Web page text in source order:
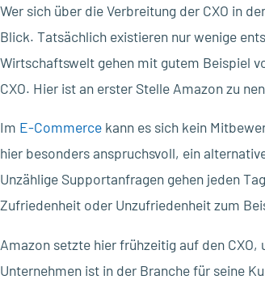
Wer sich über die Verbreitung der CXO in
Blick. Tatsächlich existieren nur wenige
Wirtschaftswelt gehen mit gutem Beispiel
CXO. Hier ist an erster Stelle Amazon zu
Im E-Commerce kann es sich kein
hier besonders anspruchsvoll, ein
Unzählige Supportanfragen gehen jeden
Zufriedenheit oder Unzufriedenheit zum
Amazon setzte hier frühzeitig auf den
Unternehmen ist in der Branche für seine